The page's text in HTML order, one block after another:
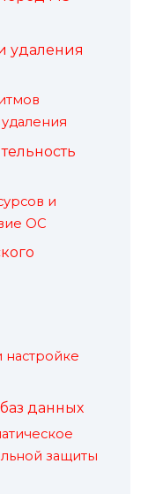
удаления
и
ОС
данных
защиты